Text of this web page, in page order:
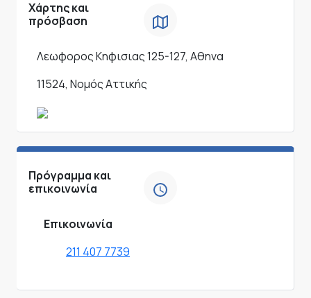
Χάρτης και
πρόσβαση
Λεωφορος Κηφισιας 125-127, Αθηνα
11524, Νομός Αττικής
Πρόγραμμα και
επικοινωνία
Επικοινωνία
211 407 7739